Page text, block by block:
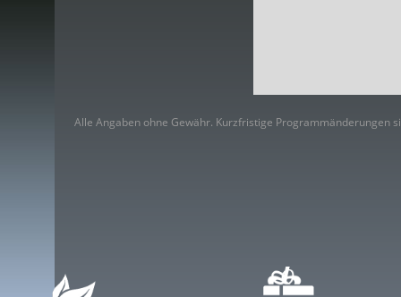
Alle Angaben ohne Gewähr. Kurzfristige Programmänderungen